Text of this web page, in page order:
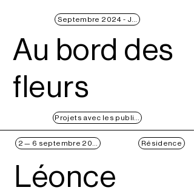
Septembre 2024 - Juin 2025
Au bord des
fleurs
Projets avec les publics
2 — 6 septembre 2024 Résidence
Léonce